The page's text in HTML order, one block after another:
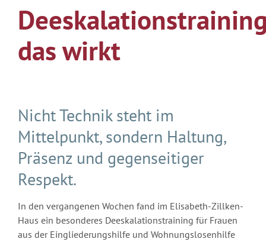
das wirkt
Nicht Technik steht im
Mittelpunkt, sondern Haltung,
Präsenz und gegenseitiger
Respekt.
In den vergangenen Wochen fand im Elisabeth-Zillken-
Haus ein besonderes Deeskalationstraining für Frauen
aus der Eingliederungshilfe und Wohnungslosenhilfe